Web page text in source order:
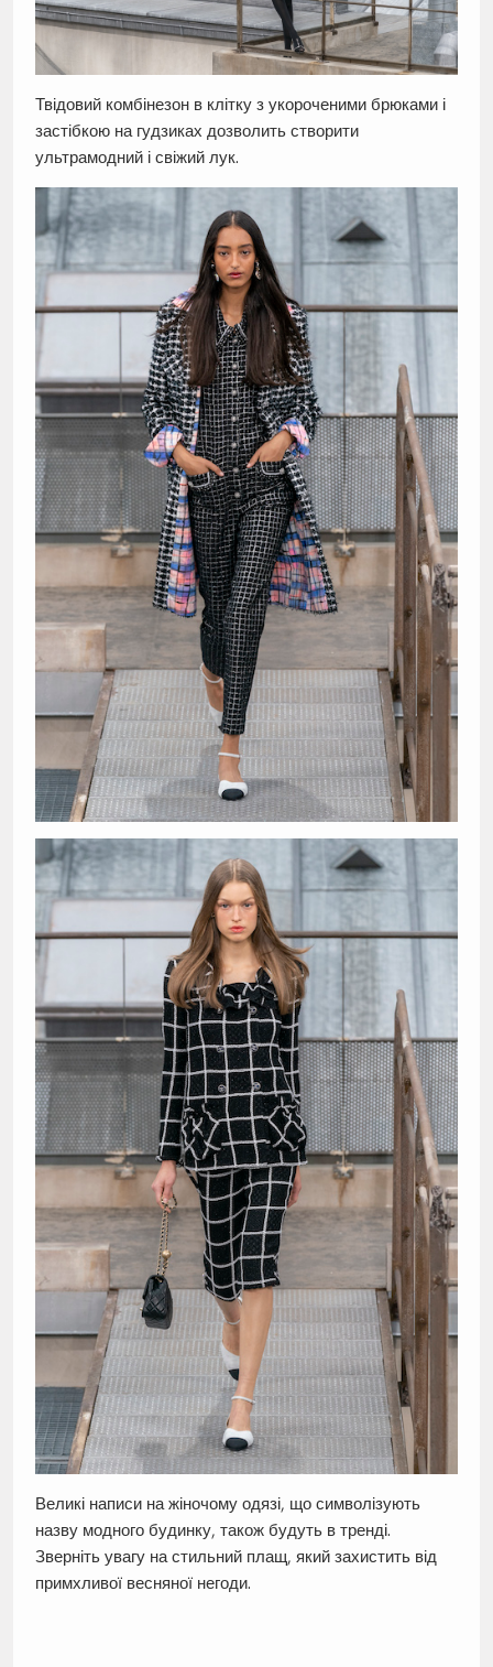
Твідовий комбінезон в клітку з укороченими брюками і
застібкою на гудзиках дозволить створити
ультрамодний і свіжий лук.
Великі написи на жіночому одязі, що символізують
назву модного будинку, також будуть в тренді.
Зверніть увагу на стильний плащ, який захистить від
примхливої весняної негоди.